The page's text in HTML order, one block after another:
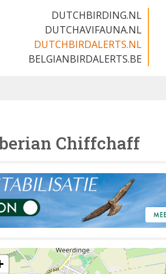
DUTCHBIRDING.NL
DUTCHAVIFAUNA.NL
DUTCHBIRDALERTS.NL
BELGIANBIRDALERTS.BE
Chiffchaff